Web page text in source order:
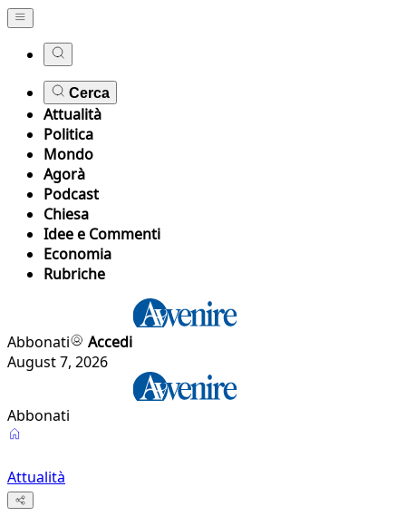
Cerca
Attualità
Politica
Mondo
Agorà
Podcast
Chiesa
Idee e Commenti
Economia
Rubriche
Abbonati
Accedi
August 7, 2026
Abbonati
Attualità